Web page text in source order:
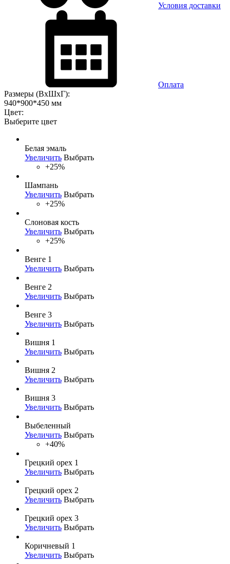
Условия доставки
Оплата
Размеры (ВхШхГ):
940*900*450 мм
Цвет:
Выберите цвет
Белая эмаль
Увеличить Выбрать
+25%
Шампань
Увеличить Выбрать
+25%
Слоновая кость
Увеличить Выбрать
+25%
Венге 1
Увеличить Выбрать
Венге 2
Увеличить Выбрать
Венге 3
Увеличить Выбрать
Вишня 1
Увеличить Выбрать
Вишня 2
Увеличить Выбрать
Вишня 3
Увеличить Выбрать
Выбеленный
Увеличить Выбрать
+40%
Грецкий орех 1
Увеличить Выбрать
Грецкий орех 2
Увеличить Выбрать
Грецкий орех 3
Увеличить Выбрать
Коричневый 1
Увеличить Выбрать